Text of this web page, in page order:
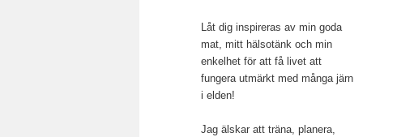
Låt dig inspireras av min goda
mat, mitt hälsotänk och min
enkelhet för att få livet att
fungera utmärkt med många järn
i elden!
Jag älskar att träna, planera,